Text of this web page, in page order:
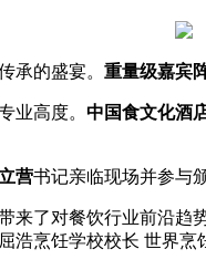
承的盛宴。 重量级嘉宾
业高度。 中国食文化酒
营书记亲临现场并参与
来了对餐饮行业前沿趋
浩烹饪学校校长 世界烹